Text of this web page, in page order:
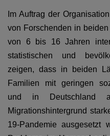
Im Auftrag der
von Forschenden in
von 6 bis 16 Jahren
statistischen und
zeigen, dass in beiden
Familien mit geringen
und in Deutschland
Migrationshintergrund
19-Pandemie ausgesetzt